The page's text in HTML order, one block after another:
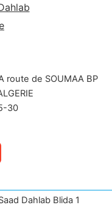
route de SOUMAA BP
30
Dahlab Blida 1